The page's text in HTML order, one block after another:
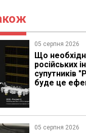
05 серпня 2026
Що
російських
супутників
буде це
05 серпня 2026